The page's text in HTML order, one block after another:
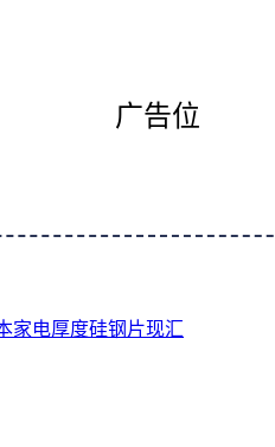
广告位
家电厚度硅钢片现汇